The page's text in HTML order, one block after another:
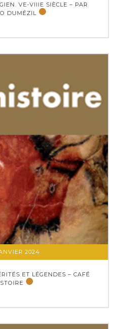
VE-VIIIE SIÈCLE – PAR
DUMÉZIL
2024
ET LÉGENDES – CAFÉ